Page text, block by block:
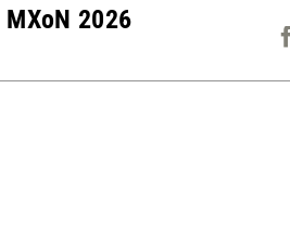
MXoN 2026